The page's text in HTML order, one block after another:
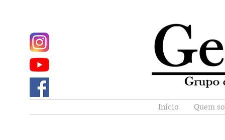
Início Quem